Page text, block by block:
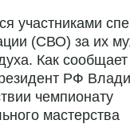
участниками
(СВО) за их
Как
РФ
чемпионату
мастерства